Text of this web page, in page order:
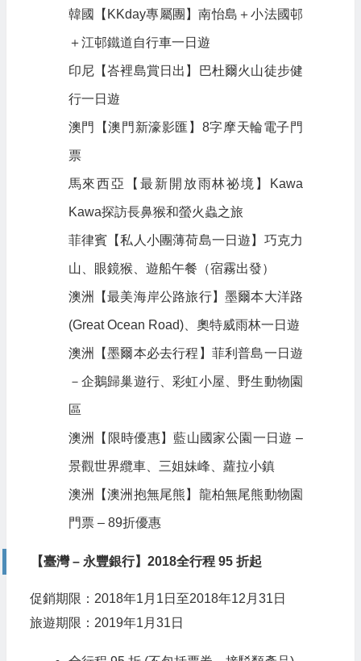
韓國【KKday專屬團】南怡島＋小法國邨
＋江邨鐵道自行車一日遊
印尼【峇裡島賞日出】巴杜爾火山徒步健
行一日遊
澳門【澳門新濠影匯】8字摩天輪電子門
票
馬來西亞【最新開放雨林祕境】Kawa
Kawa探訪長鼻猴和螢火蟲之旅
菲律賓【私人小團薄荷島一日遊】巧克力
山、眼鏡猴、遊船午餐（宿霧出發）
澳洲【最美海岸公路旅行】墨爾本大洋路
(Great Ocean Road)、奧特威雨林一日遊
澳洲【墨爾本必去行程】菲利普島一日遊
－企鵝歸巢遊行、彩虹小屋、野生動物園
區
澳洲【限時優惠】藍山國家公園一日遊 –
景觀世界纜車、三姐妹峰、蘿拉小鎮
澳洲【澳洲抱無尾熊】龍柏無尾熊動物園
門票 – 89折優惠
【臺灣 – 永豐銀行】2018全行程 95 折起
促銷期限：2018年1月1日至2018年12月31日
旅遊期限：2019年1月31日